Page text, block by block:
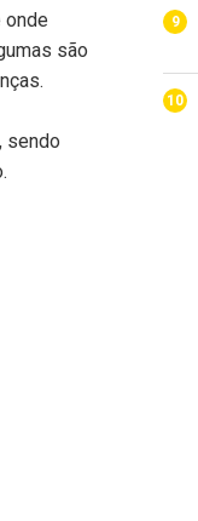
onde
são
sendo